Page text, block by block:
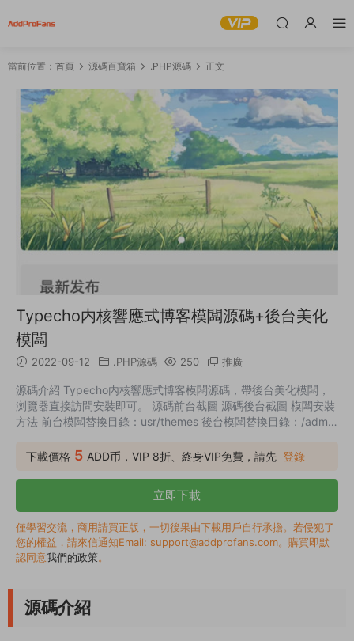
當前位置： 首頁 源碼百寶箱 .PHP源碼 正文
Typecho内核響應式博客模闆源碼+後台美化
模闆
2022-09-12 .PHP源碼 250 推廣
源碼介紹 Typecho内核響應式博客模闆源碼，帶後台美化模闆，
浏覽器直接訪問安裝即可。 源碼前台截圖 源碼後台截圖 模闆安裝
方法 前台模闆替換目錄：usr/themes 後台模闆替換目錄：/admin
+/admin/register.php 用戶登陸：你的網址+/admin/login.php
下載價格 5 ADD币，VIP 8折、終身VIP免費，請先 登錄
立即下載
僅學習交流，商用請買正版，一切後果由下載用戶自行承擔。若侵犯了
您的權益，請來信通知Email: support@addprofans.com。購買即默
認同意我們的政策。
源碼介紹